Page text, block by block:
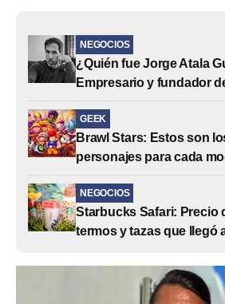
NEGOCIOS
¿Quién fue Jorge Atala
Empresario y fundador
GEEK
Brawl Stars: Estos son
personajes para cada
NEGOCIOS
Starbucks Safari: Precio
termos y tazas que llegó